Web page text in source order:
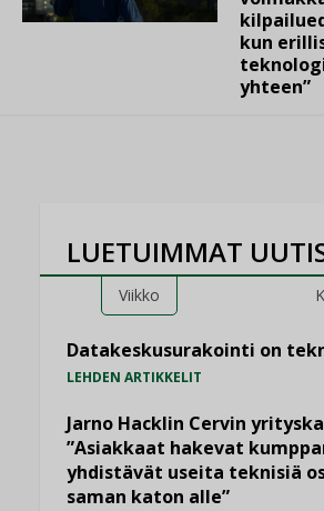
kun
yhteen”
LUETUIMMAT
Viikko
Datakeskusurakointi on
LEHDEN ARTIKKELIT
Jarno Hacklin Cervin
”Asiakkaat hakevat
yhdistävät useita teknisiä
saman katon alle”